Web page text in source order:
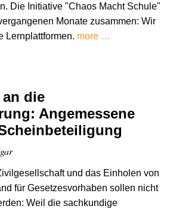
Die Initiative "Chaos Macht Schule"
Monate zusammen: Wir
Lernplattformen. more …
die
Angemessene
und das Einholen von
für Gesetzesvorhaben sollen nicht
Weil die sachkundige